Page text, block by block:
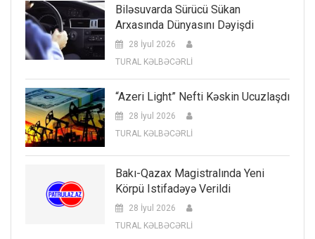
Biləsuvarda Sürücü Sükan
Arxasında Dünyasını Dəyişdi
28 İyul 2026
TURAL KƏLBƏCƏRLİ
“Azeri Light” Nefti Kəskin Ucuzlaşdı
28 İyul 2026
TURAL KƏLBƏCƏRLİ
Bakı-Qazax Magistralında Yeni
Körpü Istifadəyə Verildi
28 İyul 2026
TURAL KƏLBƏCƏRLİ